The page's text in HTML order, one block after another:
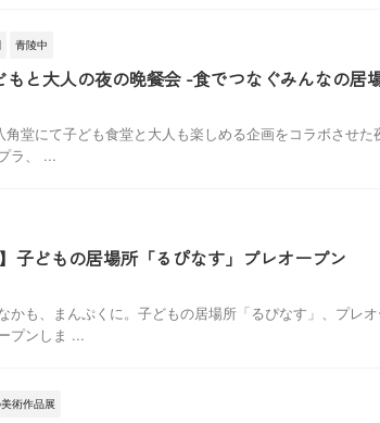
青陵中
もと大人の夜の晩餐会 -食でつなぐみんなの居
堂にて子ども食堂と大人も楽しめる企画をコラボさせ
ラ、 ...
】子どもの居場所「るぴなす」プレオープン
かも、まんぷくに。子どもの居場所「るぴなす」、プレ
プンしま ...
術作品展